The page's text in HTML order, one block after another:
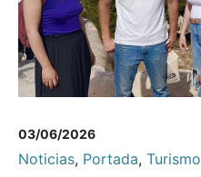
03/06/2026
Noticias, Portada, Turismo